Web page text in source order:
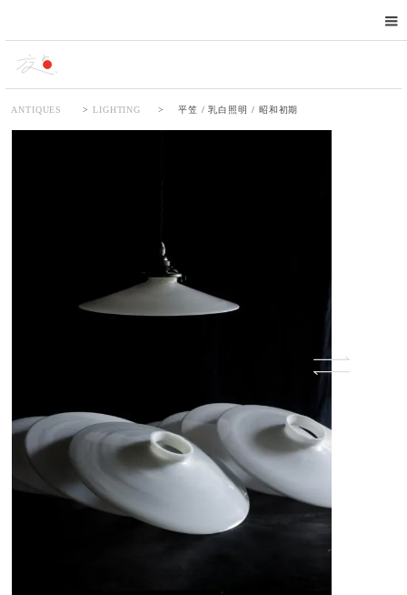
ANTIQUES > LIGHTING > 平笠 / 乳白照明 / 昭和初期